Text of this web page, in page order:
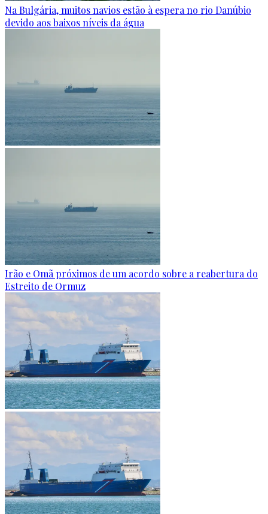
Na Bulgária, muitos navios estão à espera no rio Danúbio
devido aos baixos níveis da água
Irão e Omã próximos de um acordo sobre a reabertura do
Estreito de Ormuz